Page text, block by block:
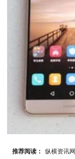
推荐阅读： 纵横资讯网